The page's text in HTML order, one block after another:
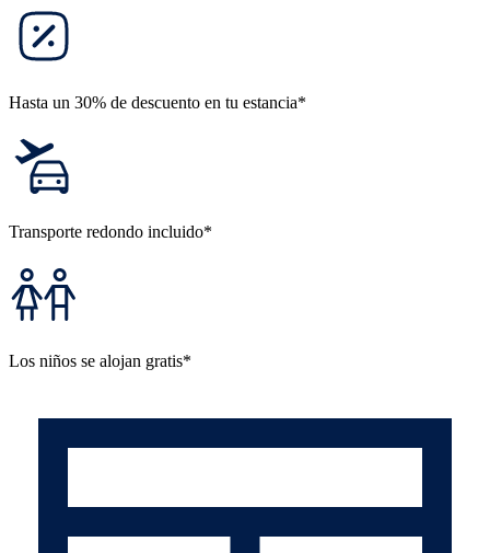
Hasta un 30% de descuento en tu estancia*
Transporte redondo incluido*
Los niños se alojan gratis*